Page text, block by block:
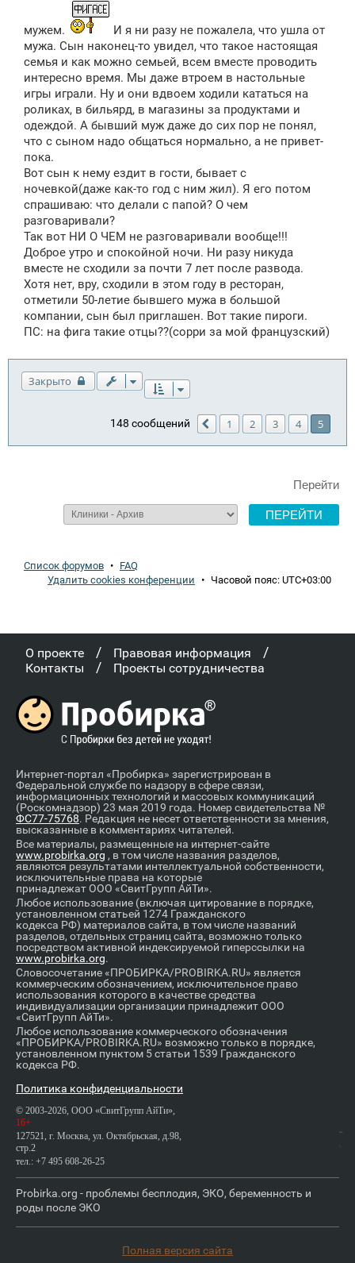
мужем.
И я ни разу не пожалела, что ушла от
мужа. Сын наконец-то увидел, что такое настоящая
семья и как можно семьей, всем вместе проводить
интересно время. Мы даже втроем в настольные
игры играли. Ну и они вдвоем ходили кататься на
роликах, в бильярд, в магазины за продуктами и
одеждой. А бывший муж даже до сих пор не понял,
что с сыном надо общаться нормально, а не привет-
пока.
Вот сын к нему ездит в гости, бывает с
ночевкой(даже как-то год с ним жил). Я его потом
спрашиваю: что делали с папой? О чем
разговаривали?
Так вот НИ О ЧЕМ не разговаривали вообще!!!
Доброе утро и спокойной ночи. Ни разу никуда
вместе не сходили за почти 7 лет после развода.
Хотя нет, вру, сходили в этом году в ресторан,
отметили 50-летие бывшего мужа в большой
компании, сын был приглашен. Вот такие пироги.
ПС: на фига такие отцы??(сорри за мой французский)
Закрыто
148 сообщений Пред.
1 2 3 4 5
Перейти
Список форумов • FAQ
Удалить cookies конференции • Часовой пояс: UTC+03:00
О проекте / Правовая информация /
Контакты / Проекты сотрудничества
Интернет-портал «Пробирка» зарегистрирован в
Федеральной службе по надзору в сфере связи,
информационных технологий и массовых коммуникаций
(Роскомнадзор) 23 мая 2019 года. Номер свидетельства №
ФС77-75768. Редакция не несет ответственности за мнения,
высказанные в комментариях читателей.
Все материалы, размещенные на интернет-сайте
www.probirka.org , в том числе названия разделов,
являются результатами интеллектуальной собственности,
исключительные права на которые
принадлежат ООО «СвитГрупп АйТи».
Любое использование (включая цитирование в порядке,
установленном статьей 1274 Гражданского
кодекса РФ) материалов сайта, в том числе названий
разделов, отдельных страниц сайта, возможно только
посредством активной индексируемой гиперссылки на
www.probirka.org.
Словосочетание «ПРОБИРКА/PROBIRKA.RU» является
коммерческим обозначением, исключительное право
использования которого в качестве средства
индивидуализации организации принадлежит ООО
«СвитГрупп АйТи».
Любое использование коммерческого обозначения
«ПРОБИРКА/PROBIRKA.RU» возможно только в порядке,
установленном пунктом 5 статьи 1539 Гражданского
кодекса РФ.
Политика конфиденциальности
© 2003-2026, ООО «СвитГрупп АйТи»,
16+
127521, г. Москва, ул. Октябрьская, д.98,
стр.2
тел.: +7 495 608-26-25
Probirka.org - проблемы бесплодия, ЭКО, беременность и
роды после ЭКО
Полная версия сайта